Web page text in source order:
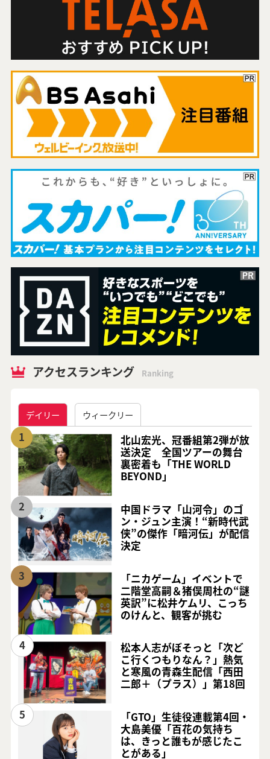
アクセスランキング Ranking
デイリー ウィークリー
1
北山宏光、冠番組第2弾が放
送決定 全国ツアーの舞台
裏密着も「THE WORLD
BEYOND」
2
中国ドラマ「山河令」のゴ
ン・ジュン主演！“新時代武
侠”の傑作「暗河伝」が配信
決定
3
「ニカゲーム」イベントで
二階堂高嗣＆猪俣周杜の“謎
英訳”に松井ケムリ、こっち
のけんと、観客が挑む
4
松本人志がぼそっと「次ど
こ行くつもりなん？」熱気
と寒風の青森生配信「西田
二郎＋（プラス）」第18回
5
「GTO」生徒役連載第4回・
大島美優「百花の気持ち
は、きっと誰もが感じたこ
とがある」